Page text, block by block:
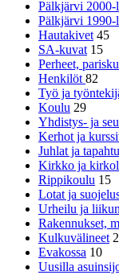
Pälkjärvi
Pälkjärvi
Hautakivet 45
SA-kuvat 15
Perheet,
Henkilöt82
Työ ja
Koulu 29
Yhdistys- ja
Kerhot ja
Juhlat ja
Kirkko ja
Rippikoulu 15
Lotat ja
Urheilu ja
Rakennukset,
Kulkuvälineet
Evakossa 10
Uusilla